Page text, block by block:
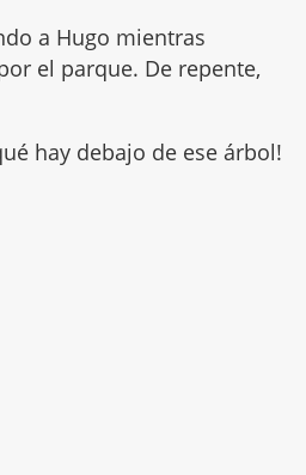
a Hugo mientras
el parque. De repente,
hay debajo de ese árbol!